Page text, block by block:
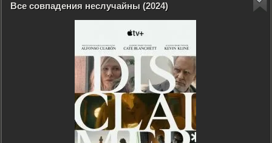
Все совпадения неслучайны (2024)